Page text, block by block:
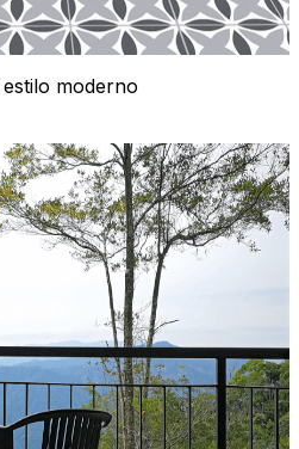
moderno